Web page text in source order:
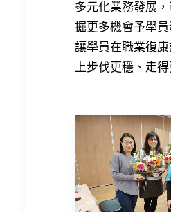
多元化業務發展
掘更多機會予學員
讓學員在職業復
上步伐更穩、走得